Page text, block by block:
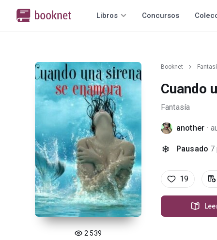
Libros Concursos
2 539
Booknet
Cuando
Fantasía
another ·
Pausado 7
19